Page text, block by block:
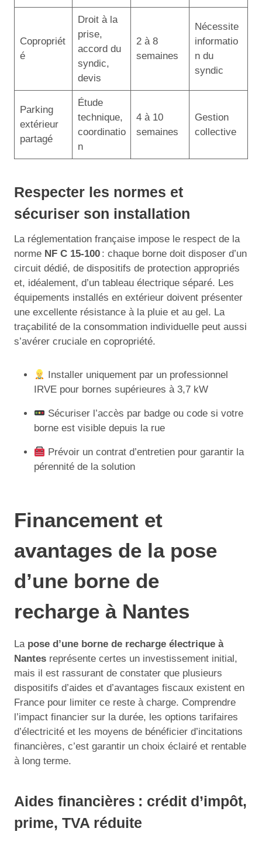
Copropriét
é
Droit à la
prise,
accord du
syndic,
devis
2 à 8
semaines
Nécessite
informatio
n du
syndic
Parking
extérieur
partagé
Étude
technique,
coordinatio
n
4 à 10
semaines
Gestion
collective
Respecter les normes et
sécuriser son installation
La réglementation française impose le respect de la
norme NF C 15-100 : chaque borne doit disposer d’un
circuit dédié, de dispositifs de protection appropriés
et, idéalement, d’un tableau électrique séparé. Les
équipements installés en extérieur doivent présenter
une excellente résistance à la pluie et au gel. La
traçabilité de la consommation individuelle peut aussi
s’avérer cruciale en copropriété.
Installer uniquement par un professionnel
IRVE pour bornes supérieures à 3,7 kW
Sécuriser l’accès par badge ou code si votre
borne est visible depuis la rue
Prévoir un contrat d’entretien pour garantir la
pérennité de la solution
Financement et
avantages de la pose
d’une borne de
recharge à Nantes
La pose d’une borne de recharge électrique à
Nantes représente certes un investissement initial,
mais il est rassurant de constater que plusieurs
dispositifs d’aides et d’avantages fiscaux existent en
France pour limiter ce reste à charge. Comprendre
l’impact financier sur la durée, les options tarifaires
d’électricité et les moyens de bénéficier d’incitations
financières, c’est garantir un choix éclairé et rentable
à long terme.
Aides financières : crédit d’impôt,
prime, TVA réduite